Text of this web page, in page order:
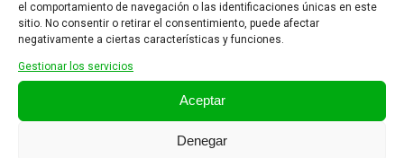
el comportamiento de navegación o las identificaciones únicas en este
sitio. No consentir o retirar el consentimiento, puede afectar
negativamente a ciertas características y funciones.
Gestionar los servicios
Aceptar
Denegar
Nombre*